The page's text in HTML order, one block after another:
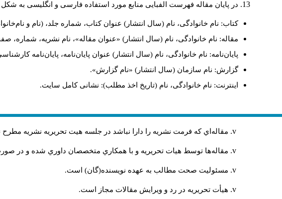
در پایان مقاله فهرست الفبایی منابع مورد استفاده فارسی و انگلیسی به شکل
کتاب: نام خانوادگی، نام (سال انتشار) عنوان کتاب، شماره جلد، (نام و
مقاله: نام خانوادگی، نام (سال انتشار) «عنوان مقاله»، نام نشریه، شماره،
پایان‌نامه: نام خانوادگی، نام (سال انتشار) عنوان پایان‌نامه، پایان‌نامه
گزارش: نام سازمان (سال انتشار) «نام گزارش».
اینترنت: نام خانوادگی، نام (تاریخ اخذ مطلب): نشانی کامل سایت.
مقاله‌اي كه فرمت نشريه را دارا نباشد در جلسه هيت تحريريه نشريه
مقاله‌ها توسط هیات تحريريه و با همکاري متخصصان داوري شده و در
مسئوليت صحت مطالب به عهده نويسنده(گان) است.
هيأت تحريريه در رد و ويرايش مقالات مجاز است.